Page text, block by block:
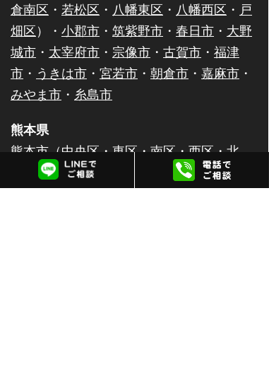
倉南区 ・ 若松区 ・ 八幡東区 ・ 八幡西区 ・ 戸
畑区）・ 小郡市 ・ 筑紫野市 ・ 春日市 ・ 大野
城市 ・ 太宰府市 ・ 宗像市 ・ 古賀市 ・ 福津
市 ・ うきは市 ・ 宮若市 ・ 朝倉市 ・ 嘉麻市 ・
みやま市 ・ 糸島市
熊本県
熊本市（中央区 ・ 東区 ・ 南区 ・ 西区 ・ 北
）・八代市・ 荒尾市・ 水俣市
玉名市・山鹿市・菊池市・宇土市・上天草